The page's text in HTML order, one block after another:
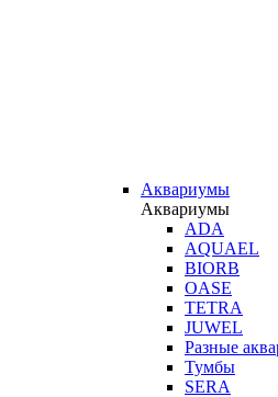
Аквариумы
Аквариумы
ADA
AQUAEL
BIORB
OASE
TETRA
JUWEL
Разные
Тумбы
SERA